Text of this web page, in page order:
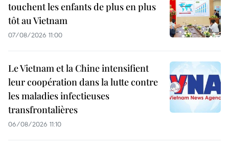
touchent les enfants de plus en plus
tôt au Vietnam
07/08/2026 11:00
Le Vietnam et la Chine intensifient
leur coopération dans la lutte contre
les maladies infectieuses
transfrontalières
06/08/2026 11:10